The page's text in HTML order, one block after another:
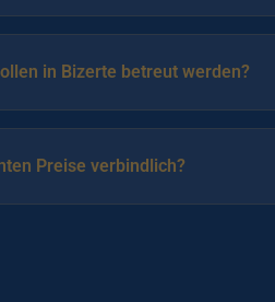
in Bizerte betreut werden?
Preise verbindlich?